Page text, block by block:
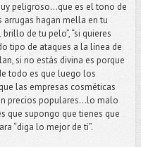
peligroso…que es el tono de
arrugas hagan mella en tu
de tu pelo”, “si quieres
tipo de ataques a la línea de
si no estás divina es porque
todo es que luego los
las empresas cosméticas
precios populares…lo malo
que supongo que tienes que
“diga lo mejor de ti”.